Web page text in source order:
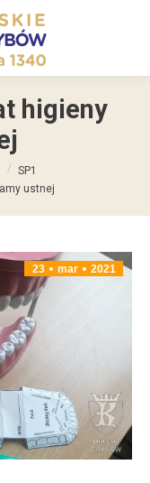
higieny
SP1
ustnej
mar
23 2021